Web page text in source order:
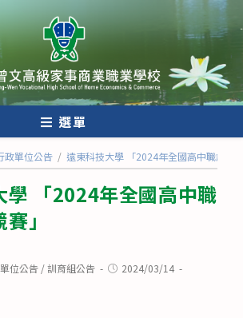
選單
政單位公告 / 遠東科技大學 「2024年全國高中職創意
學 「2024年全國高中職
」
位公告 /訓育組公告
Post2024/03/14